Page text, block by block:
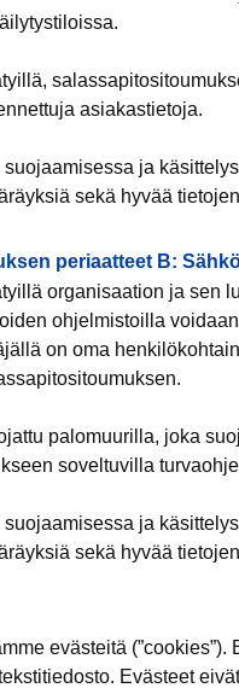
asiakastietoja.
ja
sekä hyvää
periaatteet B:
organisaation ja sen
ohjelmistoilla
on oma
palomuurilla, joka
soveltuvilla
ja
sekä hyvää
evästeitä
Evästeet